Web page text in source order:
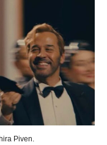
Piven.